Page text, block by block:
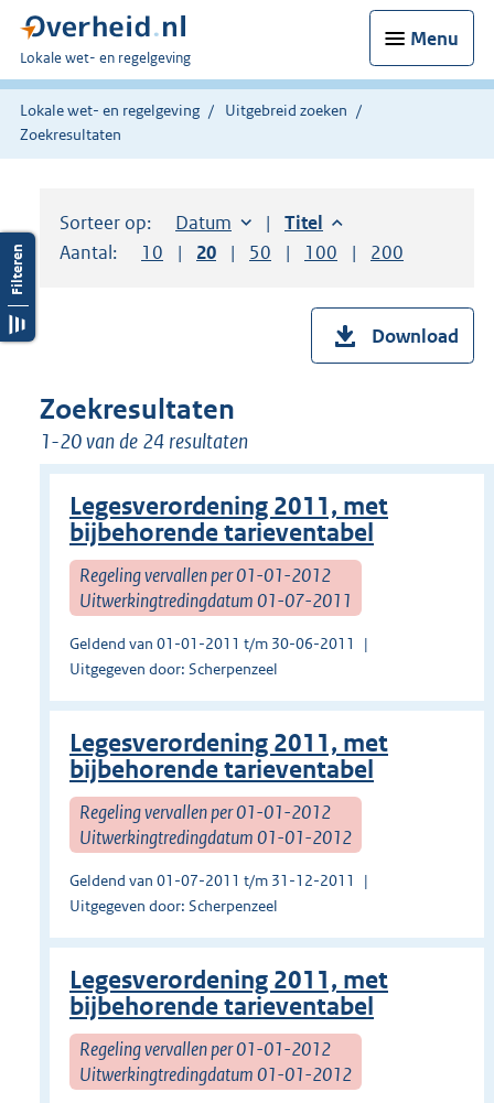
Menu
U
bent
hier:
Lokale wet- en regelgeving
Lokale wet- en regelgeving
Uitgebreid zoeken
Zoekresultaten
Sorteer op: Sorteer op:
Datum aflopendSorteer op:
Titel aflopend
Aantal:
Toon
10 resultaten per pagina
Toon
20 resultaten per pagina
Toon
50 resultaten per pagina
Toon
100 resultaten per
Toon
200
Download
Zoekresultaten
1-20 van de 24 resultaten
Legesverordening 2011, met
bijbehorende tarieventabel
Regeling vervallen per 01-01-2012
Uitwerkingtredingdatum 01-07-2011
Geldend van 01-01-2011 t/m 30-06-2011
Uitgegeven door: Scherpenzeel
Legesverordening 2011, met
bijbehorende tarieventabel
Regeling vervallen per 01-01-2012
Uitwerkingtredingdatum 01-01-2012
Geldend van 01-07-2011 t/m 31-12-2011
Uitgegeven door: Scherpenzeel
Legesverordening 2011, met
bijbehorende tarieventabel
Regeling vervallen per 01-01-2012
Uitwerkingtredingdatum 01-01-2012